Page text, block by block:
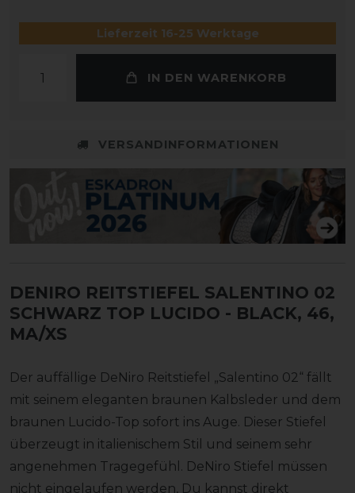
Lieferzeit 16-25 Werktage
IN DEN WARENKORB
VERSANDINFORMATIONEN
DENIRO REITSTIEFEL SALENTINO 02
SCHWARZ TOP LUCIDO - BLACK, 46,
MA/XS
Der auffällige DeNiro Reitstiefel „Salentino 02“ fällt
mit seinem eleganten braunen Kalbsleder und dem
braunen Lucido-Top sofort ins Auge. Dieser Stiefel
überzeugt in italienischem Stil und seinem sehr
angenehmen Tragegefühl. DeNiro Stiefel müssen
nicht eingelaufen werden, Du kannst direkt